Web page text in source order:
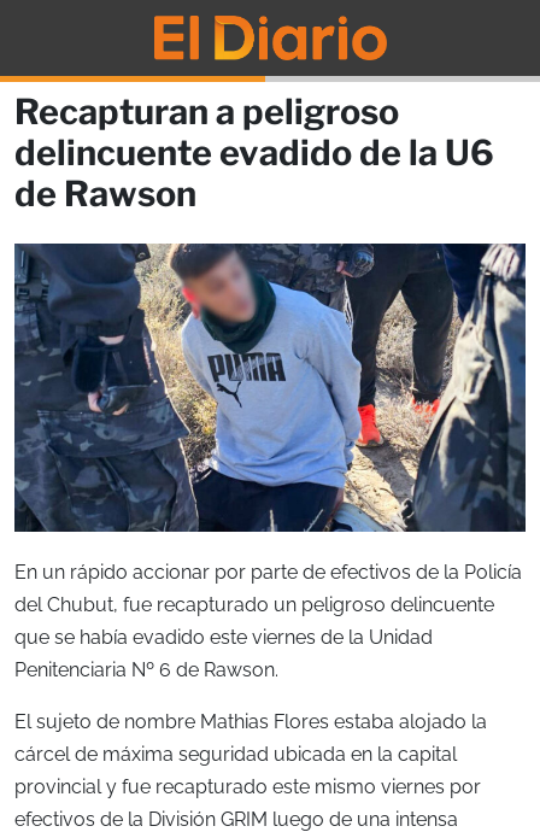
Recapturan a peligroso
delincuente evadido de la U6
de Rawson
En un rápido accionar por parte de efectivos de la Policía
del Chubut, fue recapturado un peligroso delincuente
que se había evadido este viernes de la Unidad
Penitenciaria Nº 6 de Rawson.
El sujeto de nombre Mathias Flores estaba alojado la
cárcel de máxima seguridad ubicada en la capital
provincial y fue recapturado este mismo viernes por
efectivos de la División GRIM luego de una intensa